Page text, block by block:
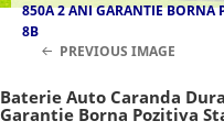
850A 2 ANI GARANTIE BORNA
8B
PREVIOUS IMAGE
Baterie Auto Caranda
Garantie Borna Pozitiva